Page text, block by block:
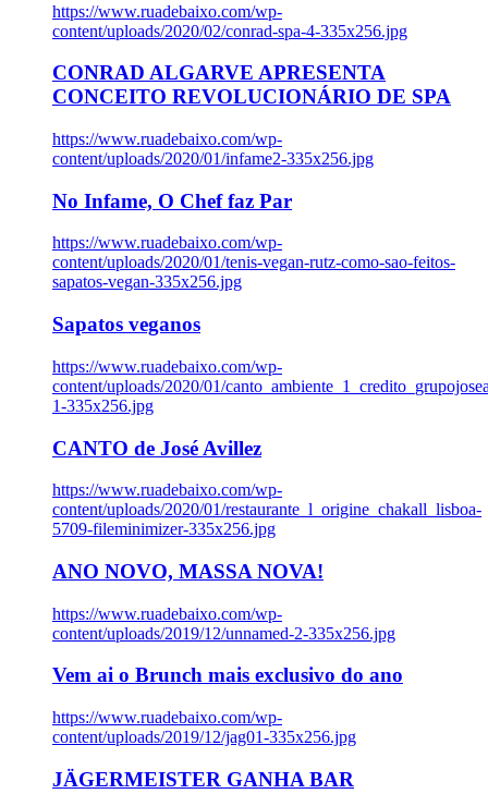
https://www.ruadebaixo.com/wp-
content/uploads/2020/02/conrad-spa-4-335x256.jpg
CONRAD ALGARVE APRESENTA
CONCEITO REVOLUCIONÁRIO DE SPA
https://www.ruadebaixo.com/wp-
content/uploads/2020/01/infame2-335x256.jpg
No Infame, O Chef faz Par
https://www.ruadebaixo.com/wp-
content/uploads/2020/01/tenis-vegan-rutz-como-sao-feitos-
sapatos-vegan-335x256.jpg
Sapatos veganos
https://www.ruadebaixo.com/wp-
content/uploads/2020/01/
1-335x256.jpg
CANTO de José Avillez
https://www.ruadebaixo.com/wp-
content/uploads/2020/01/restaurante_l_origine_chakall_lisboa-
5709-fileminimizer-335x256.jpg
ANO NOVO, MASSA NOVA!
https://www.ruadebaixo.com/wp-
content/uploads/2019/12/unnamed-2-335x256.jpg
Vem ai o Brunch mais exclusivo do ano
https://www.ruadebaixo.com/wp-
content/uploads/2019/12/jag01-335x256.jpg
JÄGERMEISTER GANHA BAR